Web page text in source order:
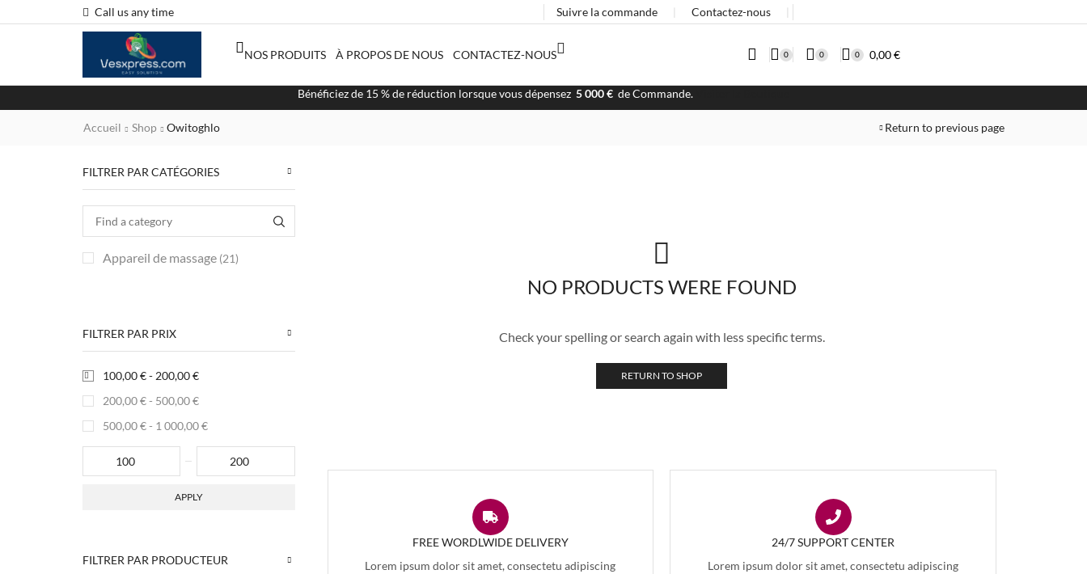
Call us any time Suivre la commande Contactez-nous
NOS PRODUITS À PROPOS DE NOUS CONTACTEZ-NOUS 0 0 0 0,00€
Bénéficiez de 15 % de réduction lorsque vous dépensez 5 000 € de Commande.
Accueil Shop Owitoghlo Return to previous page
NO PRODUCTS WERE FOUND
Check your spelling or search again with less specific terms.
RETURN TO SHOP
FREE WORDLWIDE DELIVERY
Lorem ipsum dolor sit amet, consectetu adipiscing
24/7 SUPPORT CENTER
Lorem ipsum dolor sit amet, consectetu adipiscing
FILTRER PAR CATÉGORIES
Appareil de massage (21)
FILTRER PAR PRIX
100,00€- 200,00€
200,00€- 500,00€
500,00€- 1 000,00€
APPLY
FILTRER PAR PRODUCTEUR